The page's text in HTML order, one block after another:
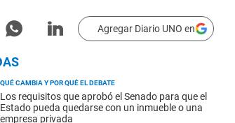
Agregar Diario UNO en
QUÉ CAMBIA Y POR QUÉ EL DEBATE
Los requisitos que aprobó el Senado para que el
Estado pueda quedarse con un inmueble o una
empresa privada